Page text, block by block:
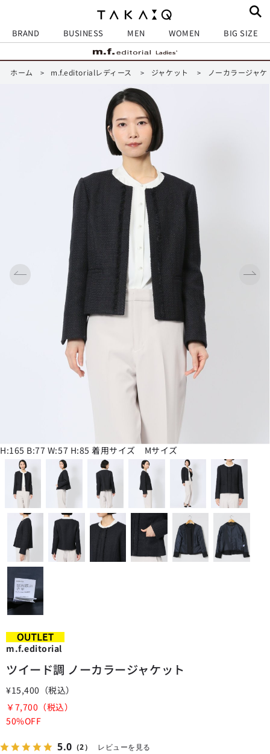
BRAND BUSINESS MEN WOMEN BIG SIZE
ホーム > m.f.editorialレディース > ジャケット > ノーカラージャケ
H:165 B:77 W:57 H:85 着用サイズ Mサイズ
H:165 B:77 W:57 H:85 着用サイズ Mサイズ
m.f.editorial
ツイード調 ノーカラージャケット
¥15,400 （税込）
￥7,700 （税込）
50%OFF
5.0 （2） レビューを見る